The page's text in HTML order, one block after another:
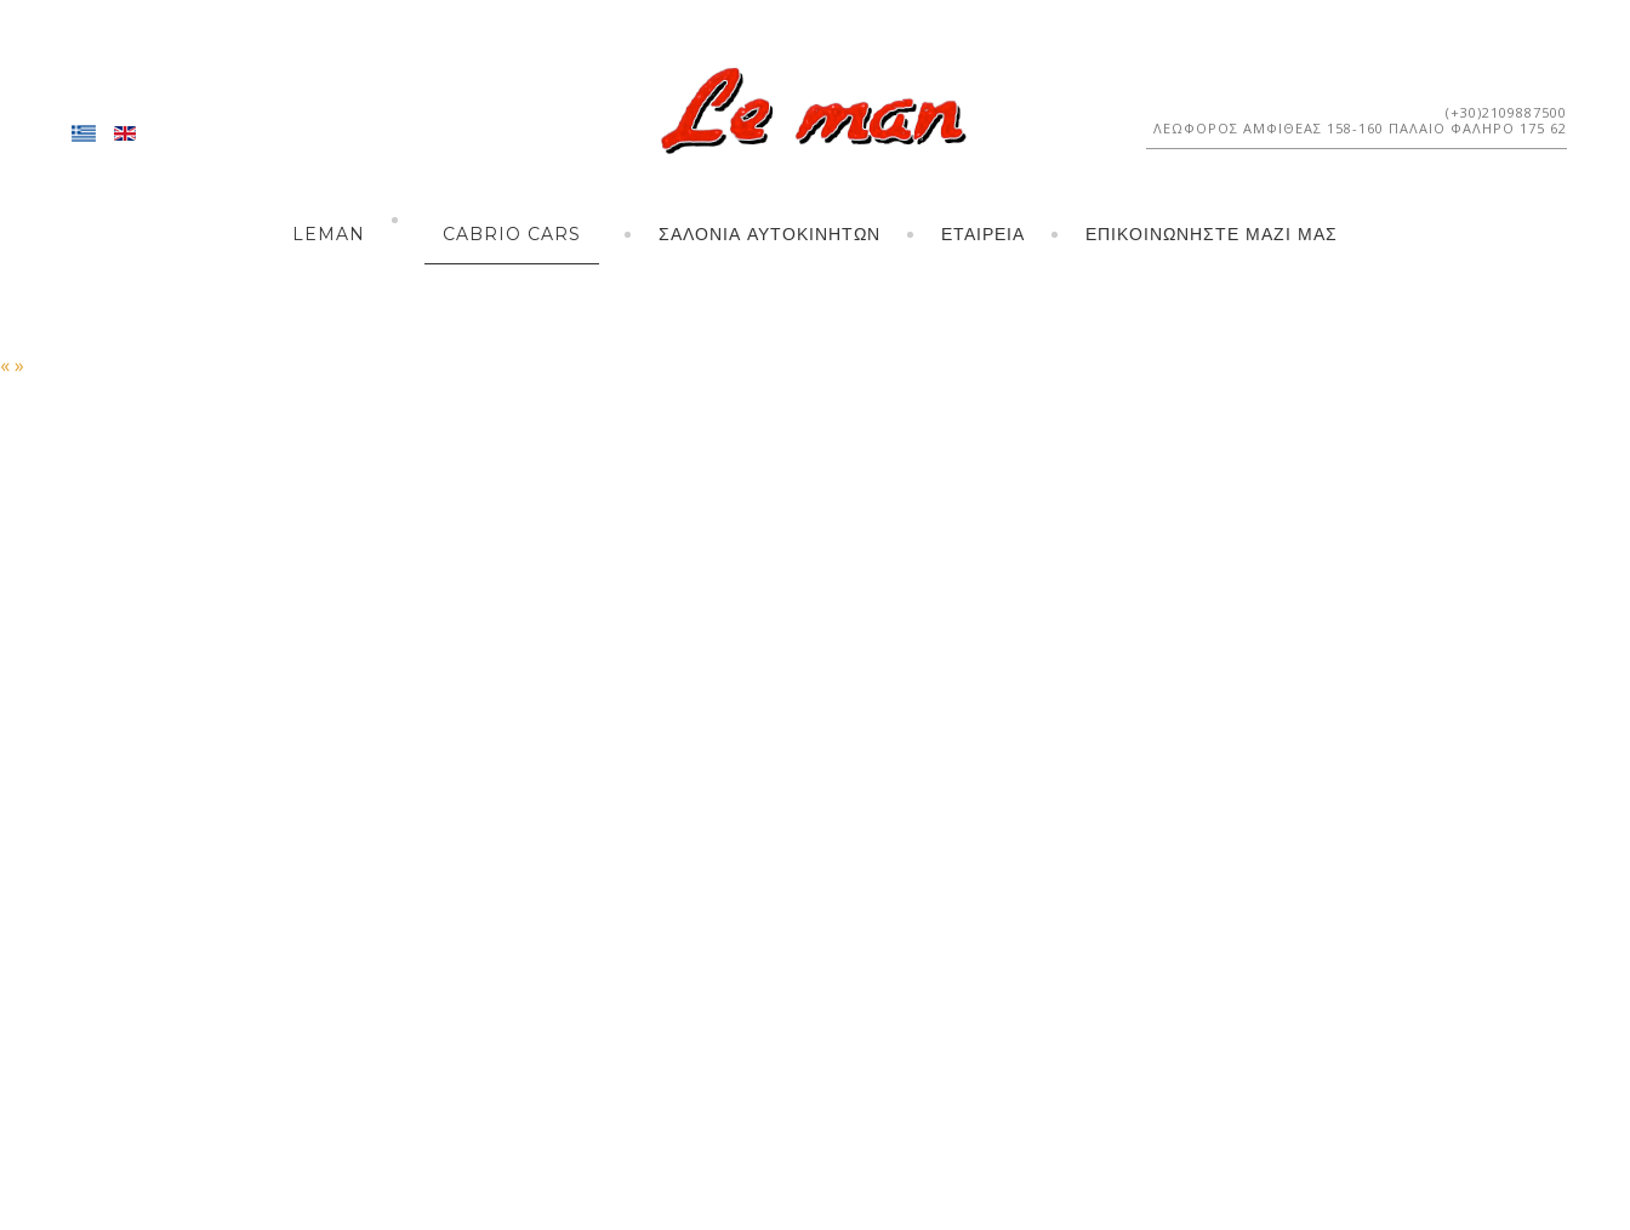
(+30)2109887500
ΛΕΩΦΌΡΟΣ ΑΜΦΙΘΈΑΣ 158-160 ΠΑΛΑΙΌ ΦΆΛΗΡΟ 175 62
LEMAN CABRIO CARS ΣΑΛΌΝΙΑ ΑΥΤΟΚΙΝΉΤΩΝ ΕΤΑΙΡΕΊΑ ΕΠΙΚΟΙΝΩΝΉΣΤΕ ΜΑΖΊ ΜΑΣ
«»